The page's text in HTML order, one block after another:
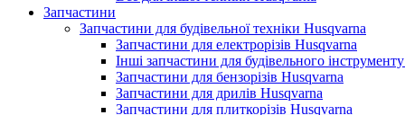
Запчастини
Запчастини для будівельної техніки Husqvarna
Запчастини для електрорізів Husqvarna
Інші запчастини для будівельного
Запчастини для бензорізів Husqvarna
Запчастини для дрилів Husqvarna
Запчастини для плиткорізів Husqvarna